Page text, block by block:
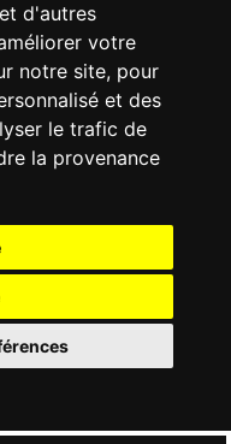
d'autres
votre
notre site, pour
et des
le trafic de
la provenance